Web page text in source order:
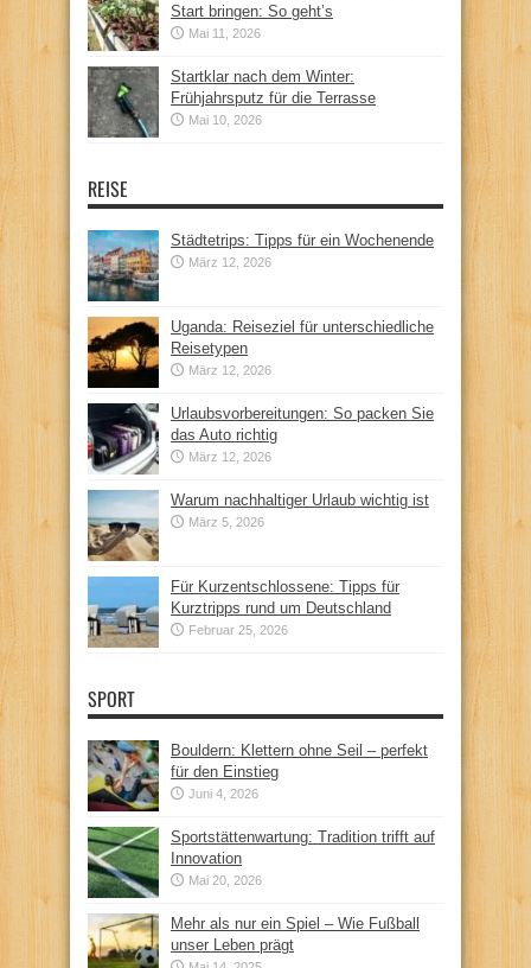
Start bringen: So geht’s
Mai 11, 2026
Startklar nach dem Winter:
Frühjahrsputz für die Terrasse
Mai 10, 2026
REISE
Städtetrips: Tipps für ein Wochenende
März 12, 2026
Uganda: Reiseziel für unterschiedliche
Reisetypen
März 12, 2026
Urlaubsvorbereitungen: So packen Sie
das Auto richtig
März 12, 2026
Warum nachhaltiger Urlaub wichtig ist
März 5, 2026
Für Kurzentschlossene: Tipps für
Kurztripps rund um Deutschland
Februar 25, 2026
SPORT
Bouldern: Klettern ohne Seil – perfekt
für den Einstieg
Juni 4, 2026
Sportstättenwartung: Tradition trifft auf
Innovation
Mai 20, 2026
Mehr als nur ein Spiel – Wie Fußball
unser Leben prägt